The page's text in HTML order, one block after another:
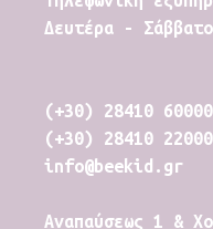
Δευτέρα -
(+30) 28410 60000
(+30) 28410 22000
info@beekid.gr
Αναπαύσεως 1 &